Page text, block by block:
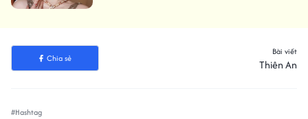
Chia sẻ
Bài viết
Thiên An
#Hashtag